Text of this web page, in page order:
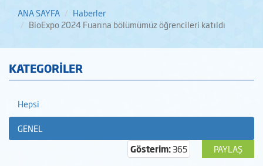
ANA SAYFA
Haberler
BioExpo 2024 Fuarına bölümümüz öğrencileri katıldı
KATEGORİLER
Hepsi
GENEL
PAYLAŞ
Gösterim:365